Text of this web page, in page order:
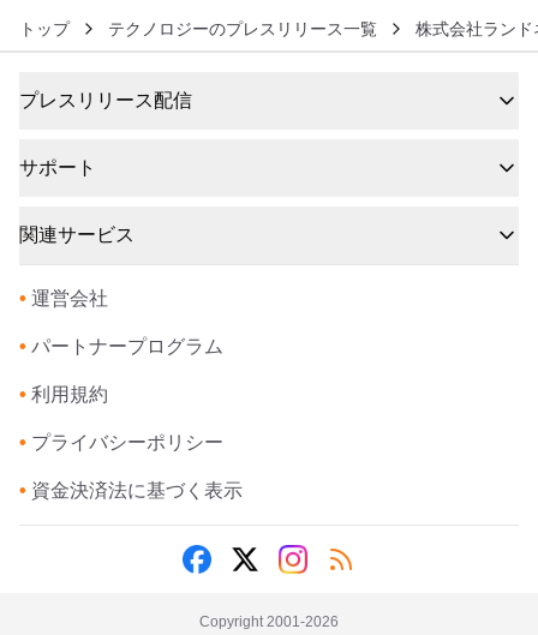
トップ テクノロジーのプレスリリース一覧 株式会社ランド
プレスリリース配信
サポート
関連サービス
• 運営会社
• パートナープログラム
• 利用規約
• プライバシーポリシー
• 資金決済法に基づく表示
Copyright 2001-2026